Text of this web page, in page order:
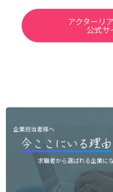
アクターリ
公式サ
企業担当者様へ
求職者から選ばれる企業に